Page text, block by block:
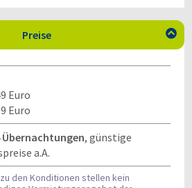
Preise 
Euro
Euro
, günstige
a.A.
den Konditionen stellen kein